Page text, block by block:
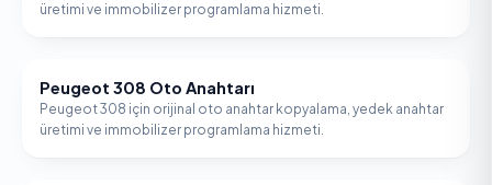
üretimi ve immobilizer programlama hizmeti.
PEUGEOT
Peugeot 308 Oto Anahtarı
Peugeot 308 için orijinal oto anahtar kopyalama, yedek anahtar
üretimi ve immobilizer programlama hizmeti.